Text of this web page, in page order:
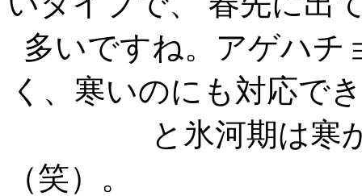
多いですね。アゲハチ
く、寒いのにも対応で
と氷河期は寒
（